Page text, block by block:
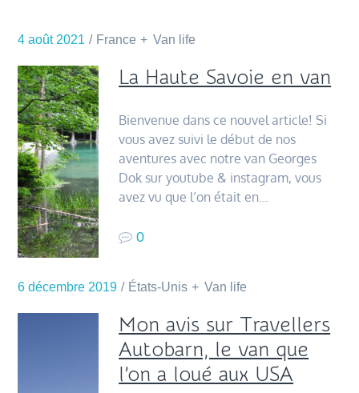
4 août 2021 France Van life
La Haute Savoie en van
Bienvenue dans ce nouvel article! Si
vous avez suivi le début de nos
aventures avec notre van Georges
Dok sur youtube & instagram, vous
avez vu que l’on était en…
0
6 décembre 2019 États-Unis Van life
Mon avis sur Travellers
Autobarn, le van que
l’on a loué aux USA